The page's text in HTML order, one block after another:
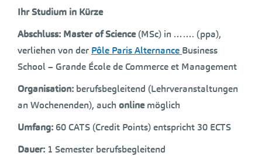
Ihr Studium in Kürze
Abschluss: Master of Science(MSc) in ……. (ppa),
verliehen von der Pôle Paris Alternance Business
School – Grande École de Commerce et Management
Organisation: berufsbegleitend (Lehrveranstaltungen
an Wochenenden), auch onlinemöglich
Umfang: 60 CATS (Credit Points) entspricht 30 ECTS
Dauer: 1 Semester berufsbegleitend